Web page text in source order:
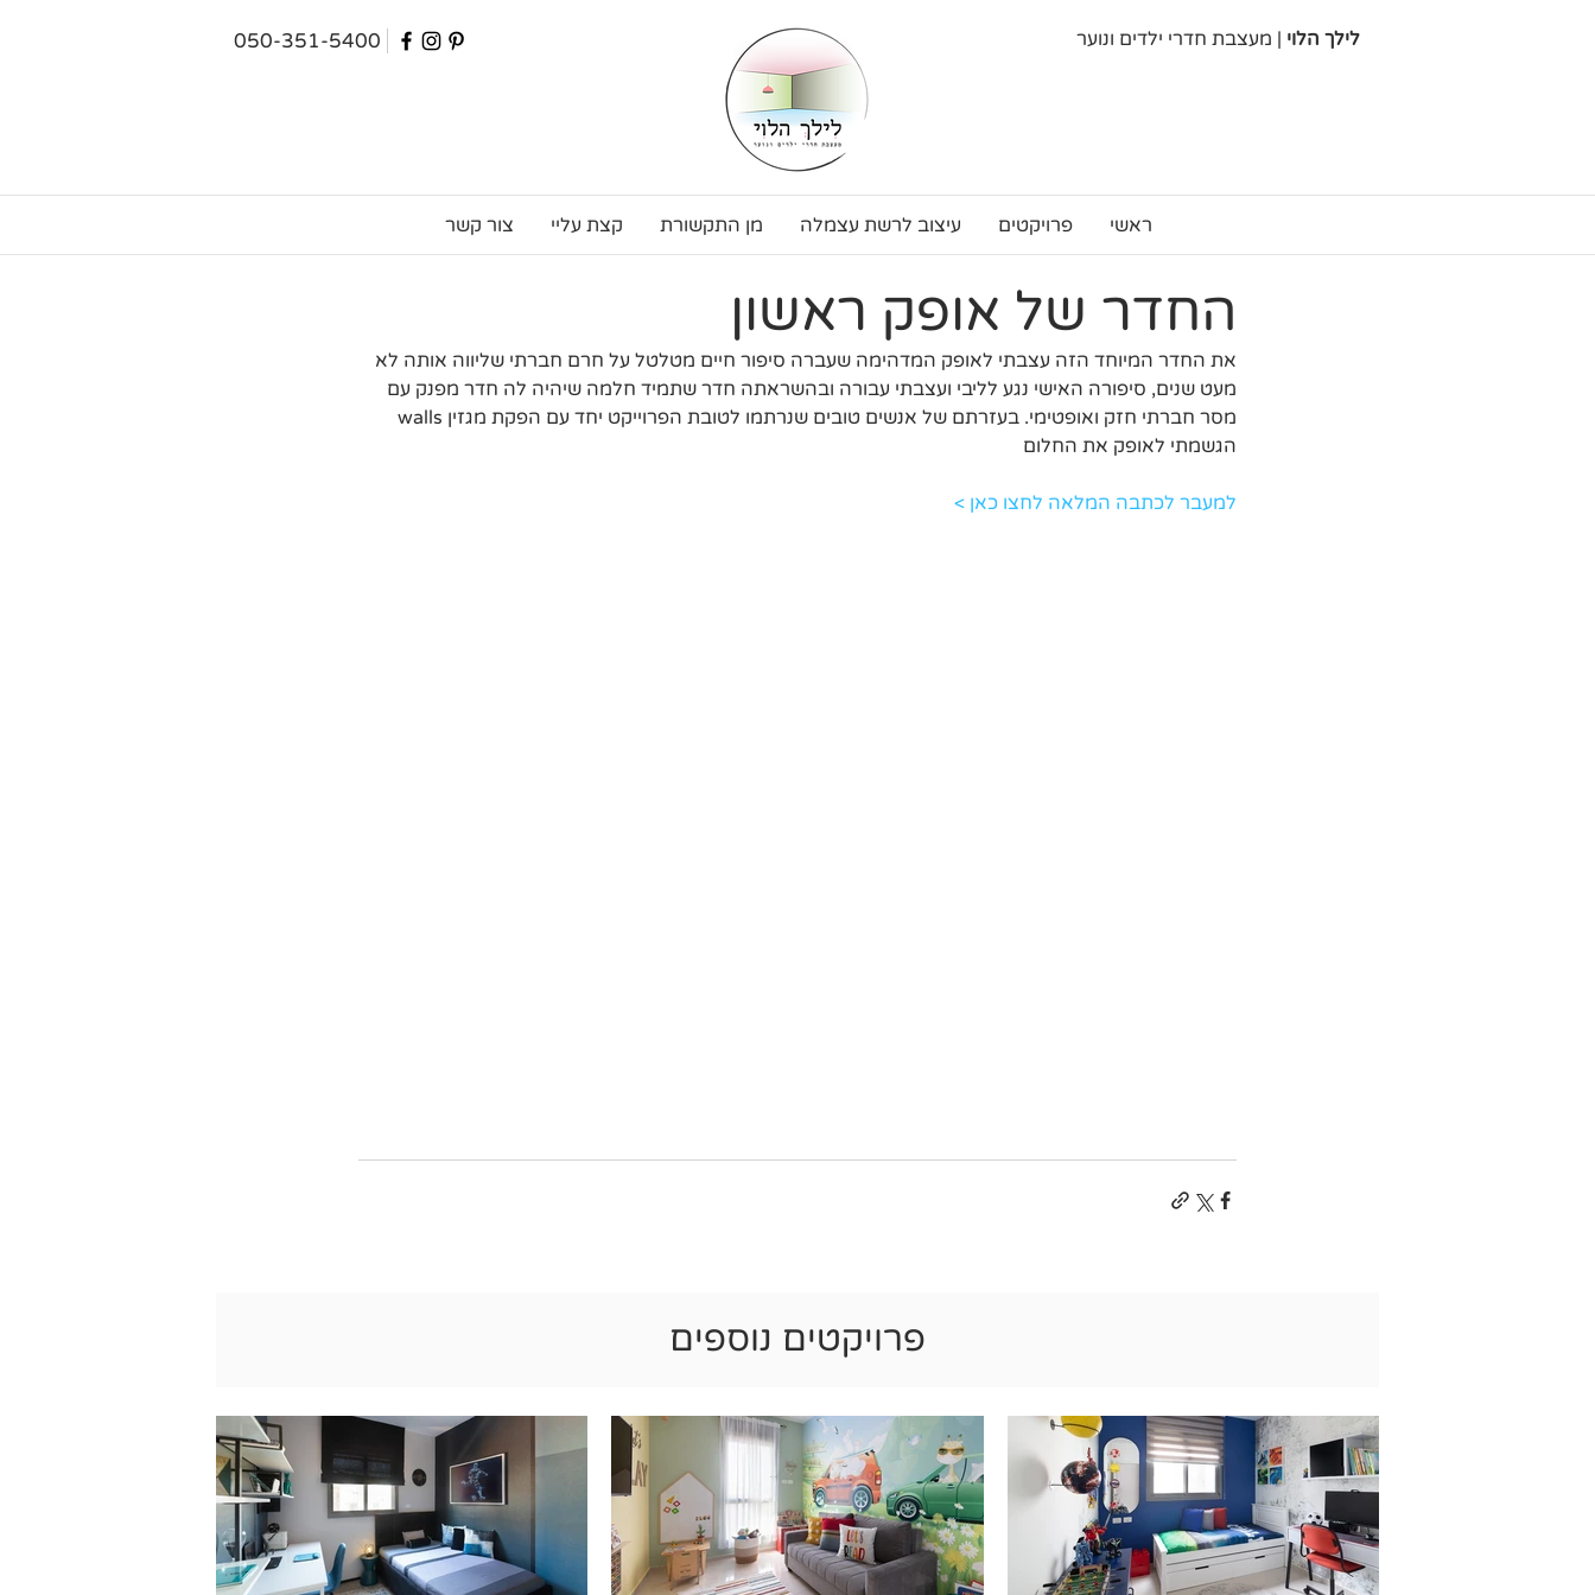
050-351-5400 לילך הלוי | מעצבת חדרי ילדים ונוער
ראשי פרויקטים עיצוב לרשת עצמלה מן התקשורת קצת עליי צור קשר
החדר של אופק ראשון
את החדר המיוחד הזה עצבתי לאופק המדהימה שעברה סיפור חיים מטלטל על חרם חברתי שליווה אותה לא
מעט שנים, סיפורה האישי נגע לליבי ועצבתי עבורה ובהשראתה חדר שתמיד חלמה שיהיה לה חדר מפנק עם
הגשמתי לאופק את החלום
למעבר לכתבה המלאה לחצו כאן >
פרויקטים נוספים